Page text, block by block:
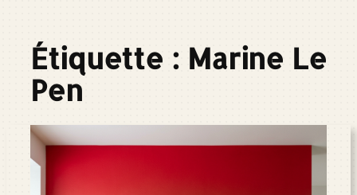
Étiquette : Marine Le
Pen